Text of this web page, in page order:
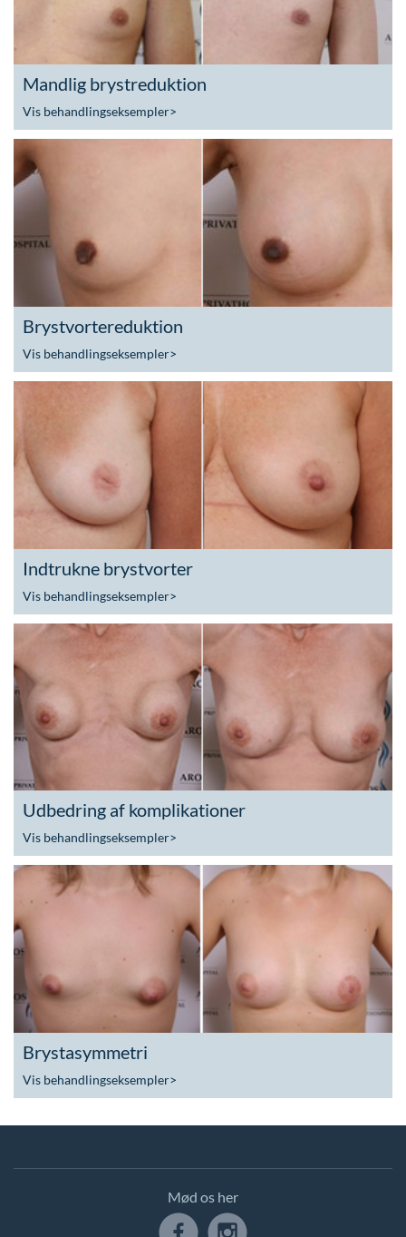
Mandlig brystreduktion
Vis behandlingseksempler>
Brystvortereduktion
Vis behandlingseksempler>
Indtrukne brystvorter
Vis behandlingseksempler>
Udbedring af komplikationer
Vis behandlingseksempler>
Brystasymmetri
Vis behandlingseksempler>
Mød os her